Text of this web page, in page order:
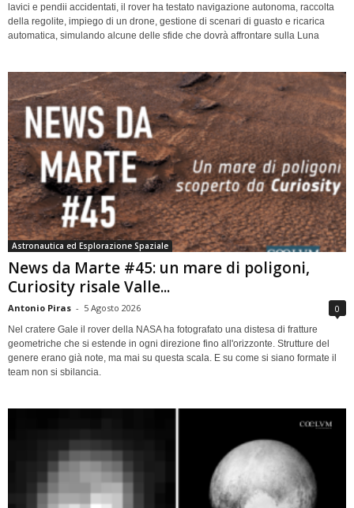
lavici e pendii accidentati, il rover ha testato navigazione autonoma, raccolta
della regolite, impiego di un drone, gestione di scenari di guasto e ricarica
automatica, simulando alcune delle sfide che dovrà affrontare sulla Luna
Astronautica ed Esplorazione Spaziale
News da Marte #45: un mare di poligoni,
Curiosity risale Valle...
Antonio Piras - 5 Agosto 2026 0
Nel cratere Gale il rover della NASA ha fotografato una distesa di fratture
geometriche che si estende in ogni direzione fino all'orizzonte. Strutture del
genere erano già note, ma mai su questa scala. E su come si siano formate il
team non si sbilancia.